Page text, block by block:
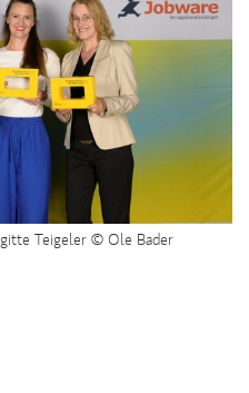
Teigeler © Ole Bader